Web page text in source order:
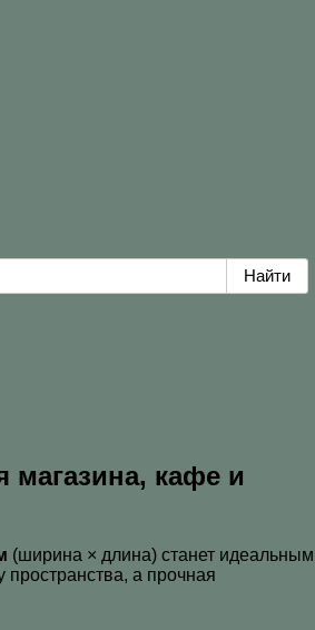
магазина, кафе и
(ширина × длина) станет идеальным
а прочная